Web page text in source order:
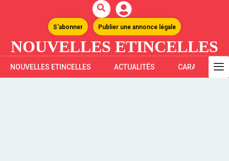
S'abonner Publier une annonce légale
NOUVELLES ETINCELLES
NOUVELLES ETINCELLES ACTUALITÉS CARAÏBES